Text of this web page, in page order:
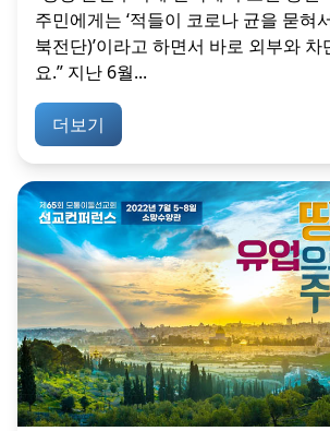
주민에게는 ‘적들이 코로나 균을 묻혀
북전단)’이라고 하면서 바로 외부와
요.” 지난 6월...
더보기